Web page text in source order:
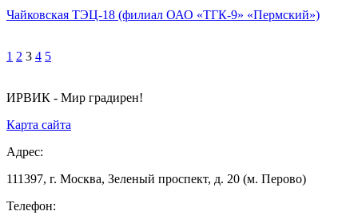
Чайковская ТЭЦ-18 (филиал ОАО «ТГК-9» «Пермский»)
1 2 3 4 5
ИРВИК - Мир градирен!
Карта сайта
Адрес:
111397, г. Москва, Зеленый проспект, д. 20 (м. Перово)
Телефон: